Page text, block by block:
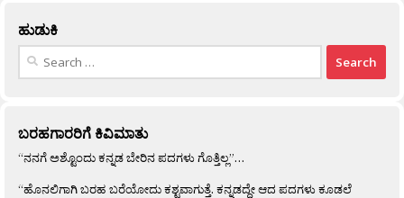
ಹುಡುಕಿ
Search
ಬರಹಗಾರರಿಗೆ ಕಿವಿಮಾತು
“ನನಗೆ ಅಶ್ಟೊಂದು ಕನ್ನಡ ಬೇರಿನ ಪದಗಳು ಗೊತ್ತಿಲ್ಲ”…
“ಹೊನಲಿಗಾಗಿ ಬರಹ ಬರೆಯೋದು ಕಶ್ಟವಾಗುತ್ತೆ. ಕನ್ನಡದ್ದೇ ಆದ ಪದಗಳು ಕೂಡಲೆ